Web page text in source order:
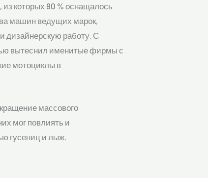
которых 90 % оснащалось
машин ведущих марок,
дизайнерскую работу. С
вытеснил именитые фирмы с
мотоциклы в
массового
мог повлиять и
гусениц и лыж.